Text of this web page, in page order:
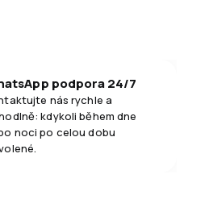
podpora 24/7
nás rychle a
kdykoli během dne
noci po celou dobu